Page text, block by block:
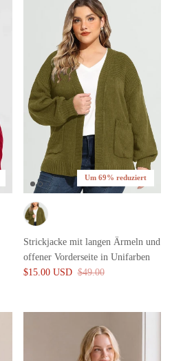
Um 69% reduziert
Strickjacke mit langen Ärmeln und
offener Vorderseite in Unifarben
$15.00 USD $49.00